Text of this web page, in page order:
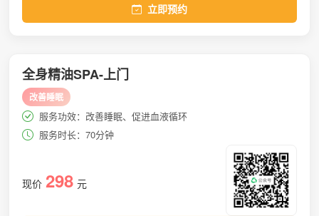
立即预约
全身精油SPA-上门
改善睡眠
服务功效：改善睡眠、促进血液循环
服务时长：70分钟
现价 298 元